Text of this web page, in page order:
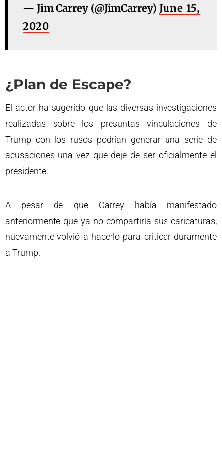
— Jim Carrey (@JimCarrey)June 15,
2020
¿Plan de Escape?
El actor ha sugerido que las diversas investigaciones
realizadas sobre los presuntas vinculaciones de
Trump con los rusos podrían generar una serie de
acusaciones una vez que deje de ser oficialmente el
presidente.
A pesar de que Carrey había manifestado
anteriormente que ya no compartiría sus caricaturas,
nuevamente volvió a hacerlo para criticar duramente
a Trump.